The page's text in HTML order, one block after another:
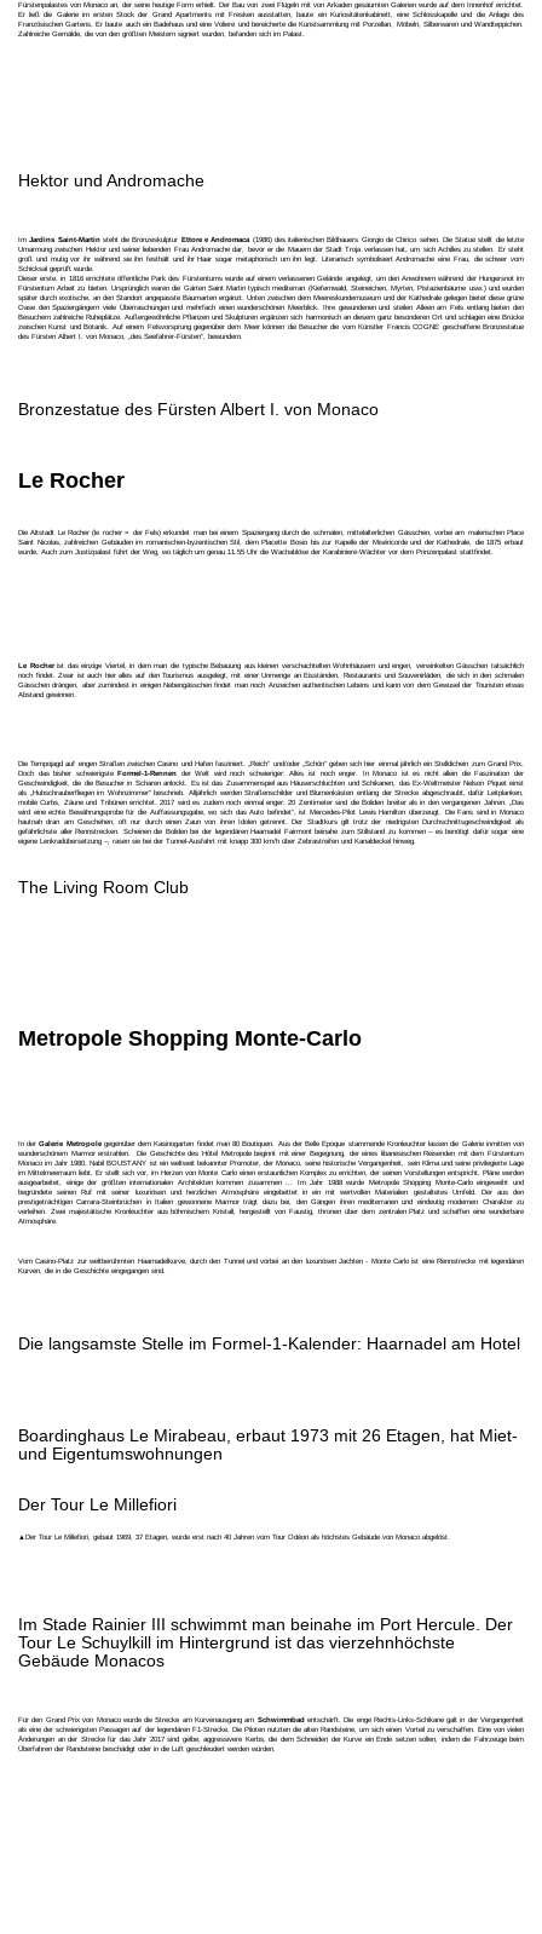
Fürstenpalastes von Monaco an, der seine heutige Form erhielt. Der Bau von zwei Flügeln mit von Arkaden gesäumten Galerien wurde auf dem Innenhof errichtet.
Er ließ die Galerie im ersten Stock der Grand Apartments mit Fresken ausstatten, baute ein Kuriositätenkabinett, eine Schlosskapelle und die Anlage des
Französischen Gartens. Er baute auch ein Badehaus und eine Voliere und bereicherte die Kunstsammlung mit Porzellan, Möbeln, Silberwaren und Wandteppichen.
Zahlreiche Gemälde, die von den größten Meistern signiert wurden, befanden sich im Palast.
Hektor und Andromache
ImJardins Saint-Martinsteht die Bronzeskulptur Ettore e Andromaca (1986) des italienischen Bildhauers Giorgio de Chirico sehen. Die Statue stellt die letzte
Umarmung zwischen Hektor und seiner liebenden Frau Andromache dar, bevor er die Mauern der Stadt Troja verlassen hat, um sich Achilles zu stellen. Er steht
groß und mutig vor ihr während sie ihn festhält und ihr Haar sogar metaphorisch um ihn legt. Literarisch symbolisiert Andromache eine Frau, die schwer vom
Schicksal geprüft wurde.
Dieser erste, in 1816 errichtete öffentliche Park des Fürstentums wurde auf einem verlassenen Gelände angelegt, um den Anwohnern während der Hungersnot im
Fürstentum Arbeit zu bieten. Ursprünglich waren die Gärten Saint Martin typisch mediterran (Kiefernwald, Steineichen, Myrten, Pistazienbäume usw.) und wurden
später durch exotische, an den Standort angepasste Baumarten ergänzt. Unten zwischen dem Meereskundemuseum und der Kathedrale gelegen bietet diese grüne
Oase den Spaziergängern viele Überraschungen und mehrfach einen wunderschönen Meerblick. Ihre gewundenen und steilen Alleen am Fels entlang bieten den
Besuchern zahlreiche Ruheplätze. Außergewöhnliche Pflanzen und Skulpturen ergänzen sich harmonisch an diesem ganz besonderen Ort und schlagen eine Brücke
zwischen Kunst und Botanik. Auf einem Felsvorsprung gegenüber dem Meer können die Besucher die vom Künstler Francis COGNE geschaffene Bronzestatue
des Fürsten Albert I. von Monaco, „des Seefahrer-Fürsten“, bewundern.
Bronzestatue des Fürsten Albert I. von Monaco
Le Rocher
Die Altstadt Le Rocher (le rocher = der Fels) erkundet man bei einem Spaziergang durch die schmalen, mittelalterlichen Gässchen, vorbei am malerischen Place
Saint Nicolas, zahlreichen Gebäuden im romanischen-byzentischen Stil, dem Placette Bosio bis zur Kapelle der Miséricorde und der Kathedrale, die 1875 erbaut
wurde. Auch zum Justizpalast führt der Weg, wo täglich um genau 11.55 Uhr die Wachablöse der Karabiniere-Wächter vor dem Prinzenpalast stattfindet.
Le Rocherist das einzige Viertel, in dem man die typische Bebauung aus kleinen verschachtelten Wohnhäusern und engen, verwinkelten Gässchen tatsächlich
noch findet. Zwar ist auch hier alles auf den Tourismus ausgelegt, mit einer Unmenge an Eisständen, Restaurants und Souvenirläden, die sich in den schmalen
Gässchen drängen, aber zumindest in einigen Nebengässchen findet man noch Anzeichen authentischen Lebens und kann von dem Gewusel der Touristen etwas
Abstand gewinnen.
Die Tempojagd auf engen Straßen zwischen Casino und Hafen fasziniert. „Reich“ und/oder „Schön“ geben sich hier einmal jährlich ein Stelldichein zum Grand Prix.
Doch das bisher schwierigste
Formel-1-Rennen der Welt wird noch schwieriger: Alles ist noch enger. In Monaco ist es nicht allein die Faszination der
Geschwindigkeit, die die Besucher in Scharen anlockt. Es ist das Zusammenspiel aus Häuserschluchten und Schikanen, das Ex-Weltmeister Nelson Piquet einst
als „Hubschrauberfliegen im Wohnzimmer“ beschrieb. Alljährlich werden Straßenschilder und Blumenkästen entlang der Strecke abgeschraubt, dafür Leitplanken,
mobile Curbs, Zäune und Tribünen errichtet. 2017 wird es zudem noch einmal enger: 20 Zentimeter sind die Boliden breiter als in den vergangenen Jahren. „Das
wird eine echte Bewährungsprobe für die Auffassungsgabe, wo sich das Auto befindet“, ist Mercedes-Pilot Lewis Hamilton überzeugt. Die Fans sind in Monaco
hautnah dran am Geschehen, oft nur durch einen Zaun von ihren Idolen getrennt. Der Stadtkurs gilt trotz der niedrigsten Durchschnittsgeschwindigkeit als
gefährlichste aller Rennstrecken. Scheinen die Boliden bei der legendären Haarnadel Fairmont beinahe zum Stillstand zu kommen – es benötigt dafür sogar eine
eigene Lenkradübersetzung –, rasen sie bei der Tunnel-Ausfahrt mit knapp 300 km/h über Zebrastreifen und Kanaldeckel hinweg.
The Living Room Club
Metropole Shopping Monte-Carlo
In derGalerie Metropolegegenüber dem Kasinogarten findet man 80 Boutiquen. Aus der Belle Epoque stammende Kronleuchter lassen die Galerie inmitten von
wunderschönem Marmor erstrahlen. Die Geschichte des Hôtel Metropole beginnt mit einer Begegnung, der eines libanesischen Reisenden mit dem Fürstentum
Monaco im Jahr 1980. Nabil BOUSTANY ist ein weltweit bekannter Promoter, der Monaco, seine historische Vergangenheit, sein Klima und seine privilegierte Lage
im Mittelmeerraum liebt. Er stellt sich vor, im Herzen von Monte Carlo einen erstaunlichen Komplex zu errichten, der seinen Vorstellungen entspricht. Pläne werden
ausgearbeitet, einige der größten internationalen Architekten kommen zusammen ... Im Jahr 1988 wurde Metropole Shopping Monte-Carlo eingeweiht und
begründete seinen Ruf mit seiner luxuriösen und herzlichen Atmosphäre eingebettet in ein mit wertvollen Materialien gestaltetes Umfeld. Der aus den
prestigeträchtigen Carrara-Steinbrüchen in Italien gewonnene Marmor trägt dazu bei, den Gängen ihren mediterranen und eindeutig modernen Charakter zu
verleihen. Zwei majestätische Kronleuchter aus böhmischem Kristall, hergestellt von Faustig, thronen über dem zentralen Platz und schaffen eine wunderbare
Atmosphäre.
Vom Casino-Platz zur weltberühmten Haarnadelkurve, durch den Tunnel und vorbei an den luxuriösen Jachten - Monte Carlo ist eine Rennstrecke mit legendären
Kurven, die in die Geschichte eingegangen sind.
Die langsamste Stelle im Formel-1-Kalender: Haarnadel am Hotel
Boardinghaus Le Mirabeau, erbaut 1973 mit 26 Etagen, hat Miet-
und Eigentumswohnungen
Der Tour Le Millefiori
▲Der Tour Le Millefiori, gebaut 1969, 37 Etagen, wurde erst nach 40 Jahren vom Tour Odéon als höchstes Gebäude von Monaco abgelöst.
Im Stade Rainier III schwimmt man beinahe im Port Hercule. Der
Tour Le Schuylkill im Hintergrund ist das vierzehnhöchste
Gebäude Monacos
Für den Grand Prix von Monaco wurde die Strecke am Kurvenausgang am Schwimmbad entschärft. Die enge Rechts-Links-Schikane galt in der Vergangenheit
als eine der schwierigsten Passagen auf der legendären F1-Strecke. Die Piloten nutzten die alten Randsteine, um sich einen Vorteil zu verschaffen. Eine von vielen
Änderungen an der Strecke für das Jahr 2017 sind gelbe, aggressivere Kerbs, die dem Schneiden der Kurve ein Ende setzen sollen, indem die Fahrzeuge beim
Überfahren der Randsteine beschädigt oder in die Luft geschleudert werden würden.